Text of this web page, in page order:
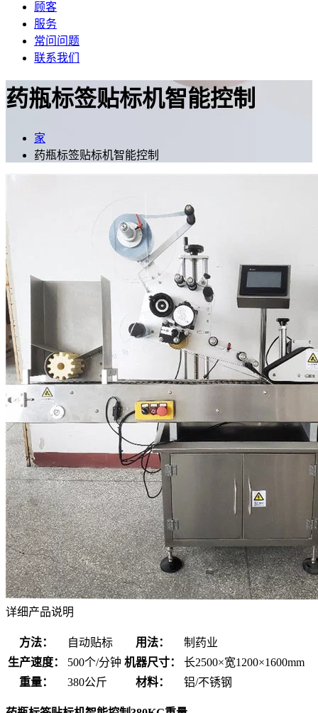
顾客
服务
常问问题
联系我们
药瓶标签贴标机智能控制
家
药瓶标签贴标机智能控制
详细产品说明
方法： 自动贴标 用法：
制药业
生产速度：
500个/分钟 机器尺寸：
长2500×宽1200×1600mm
重量：
380公斤 材料： 铝/不锈钢